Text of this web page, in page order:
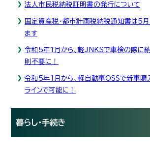
法人市民税納税証明書の発行について
固定資産税・都市計画税納税通知書は5
ます
令和5年1月から、軽JNKSで車検の際に
則不要に！
令和5年1月から、軽自動車OSSで新車購
ラインで可能に！
暮らし・手続き